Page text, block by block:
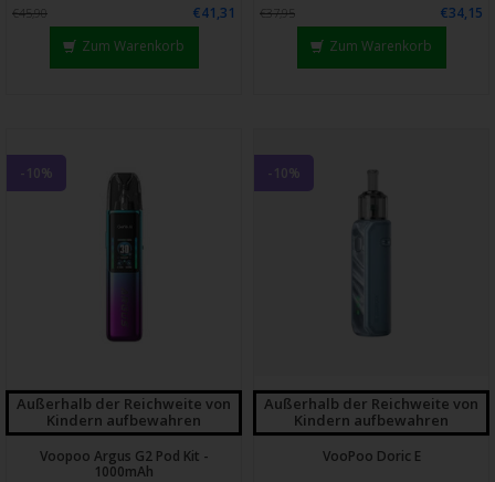
€45,90
€41,31
Zum Warenkorb
€37,95
€34,15
Zum Warenkorb
-10%
Außerhalb der Reichweite von
Kindern aufbewahren
Voopoo Argus G2 Pod Kit -
1000mAh
-10%
Außerhalb der Reichweite von
Kindern aufbewahren
VooPoo Doric E